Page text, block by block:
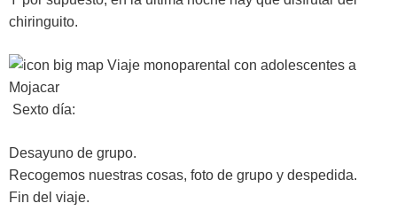
chiringuito.
Sexto día:
Desayuno de grupo.
Recogemos nuestras cosas, foto de grupo y despedida.
Fin del viaje.